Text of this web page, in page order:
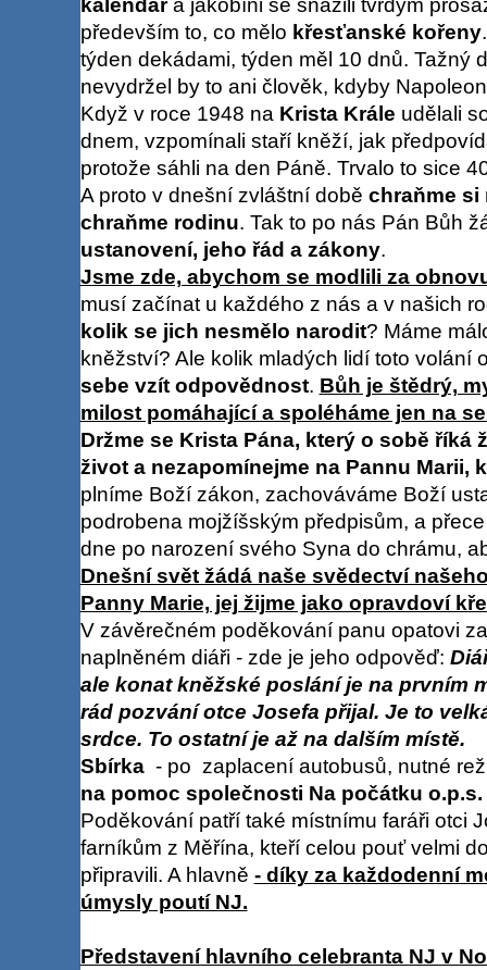
především to, co mělo křesťanské kořeny
týden dekádami, týden měl 10 dnů. Tažný
nevydržel by to ani člověk, kdyby
Když v roce 1948 na Krista Krále udělali
dnem, vzpomínali staří kněží, jak
protože sáhli na den Páně. Trvalo to sice
A proto v dnešní zvláštní době chraňme si
chraňme rodinu. Tak to po nás Pán Bůh
ustanovení, jeho řád a zákony.
Jsme zde, abychom se modlili za
musí začínat u každého z nás a v našich
kolik se jich nesmělo narodit? Máme
kněžství? Ale kolik mladých lidí toto volání
sebe vzít odpovědnost. Bůh je štědrý,
milost pomáhající a spoléháme jen na
Držme se Krista Pána, který o sobě říká
život a nezapomínejme na Pannu Marii,
plníme Boží zákon, zachováváme Boží
podrobena mojžíšským předpisům, a
dne po narození svého Syna do chrámu,
Dnešní svět žádá naše svědectví
Panny Marie, jej žijme jako opravdoví
V závěrečném poděkování panu opatovi
naplněném diáři - zde je jeho odpověď:
ale konat kněžské poslání je na prvním
rád pozvání otce Josefa přijal. Je to
srdce. To ostatní je až na dalším místě.
Sbírka- po zaplacení autobusů, nutné
na pomoc společnosti Na počátku
Poděkování patří také místnímu faráři otci
farníkům z Měřína, kteří celou pouť velmi
připravili. A hlavně - díky za každodenní
úmysly poutí NJ.
Představení hlavního celebranta NJ v